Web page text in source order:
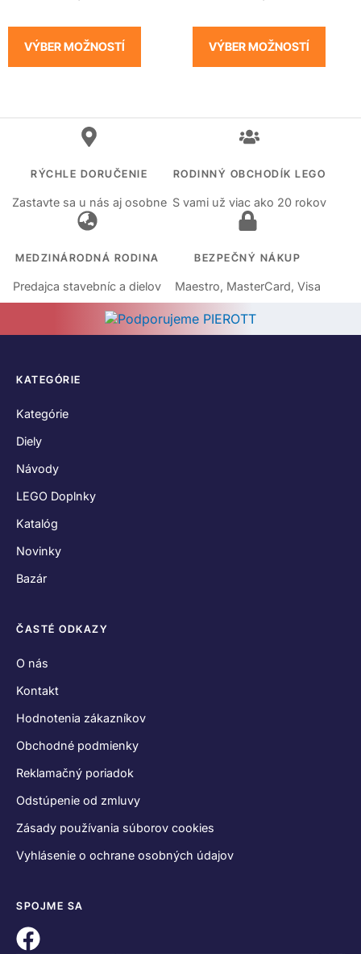
VÝBER MOŽNOSTÍ VÝBER MOŽNOSTÍ
RÝCHLE DORUČENIE
Zastavte sa u nás aj osobne
RODINNÝ OBCHODÍK LEGO
S vami už viac ako 20 rokov
MEDZINÁRODNÁ RODINA
Predajca stavebníc a dielov
BEZPEČNÝ NÁKUP
Maestro, MasterCard, Visa
KATEGÓRIE
Kategórie
Diely
Návody
LEGO Doplnky
Katalóg
Novinky
Bazár
ČASTÉ ODKAZY
O nás
Kontakt
Hodnotenia zákazníkov
Obchodné podmienky
Reklamačný poriadok
Odstúpenie od zmluvy
Zásady používania súborov cookies
Vyhlásenie o ochrane osobných údajov
SPOJME SA